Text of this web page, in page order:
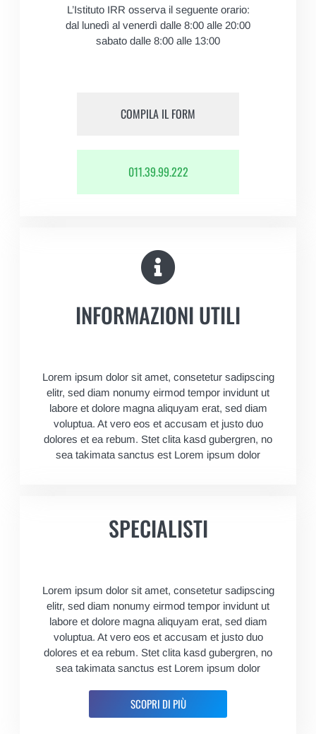
L’Istituto IRR osserva il seguente orario:
dal lunedì al venerdì dalle 8:00 alle 20:00
sabato dalle 8:00 alle 13:00
COMPILA IL FORM
011.39.99.222
INFORMAZIONI UTILI
Lorem ipsum dolor sit amet, consetetur sadipscing
elitr, sed diam nonumy eirmod tempor invidunt ut
labore et dolore magna aliquyam erat, sed diam
voluptua. At vero eos et accusam et justo duo
dolores et ea rebum. Stet clita kasd gubergren, no
sea takimata sanctus est Lorem ipsum dolor
SPECIALISTI
Lorem ipsum dolor sit amet, consetetur sadipscing
elitr, sed diam nonumy eirmod tempor invidunt ut
labore et dolore magna aliquyam erat, sed diam
voluptua. At vero eos et accusam et justo duo
dolores et ea rebum. Stet clita kasd gubergren, no
sea takimata sanctus est Lorem ipsum dolor
SCOPRI DI PIÙ